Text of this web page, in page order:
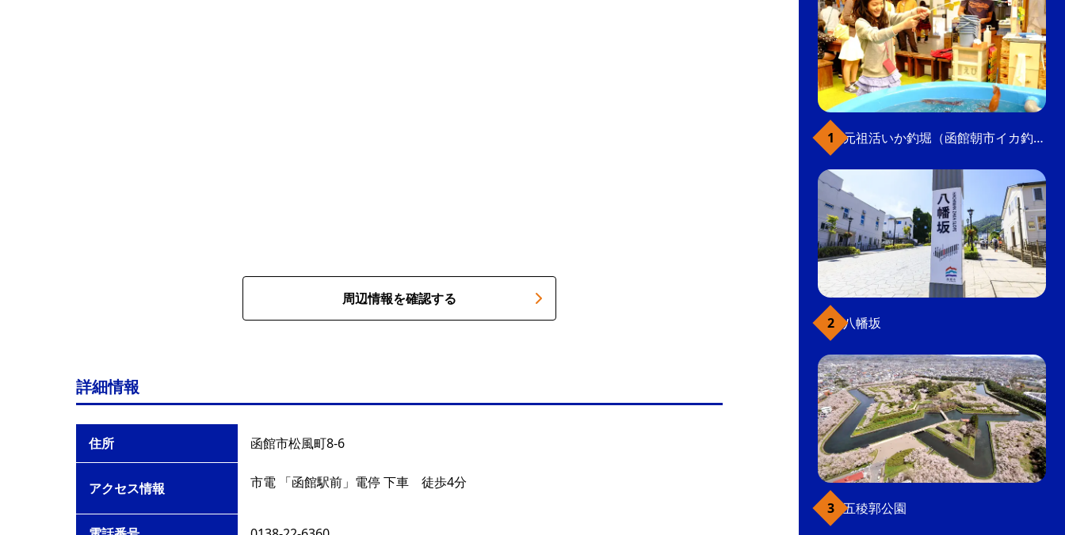
周辺情報を確認する
詳細情報
住所 函館市松風町8-6
アクセス情報 市電 「函館駅前」電停 下車 徒歩4分
元祖活いか釣堀（函館朝市イカ釣り体験）
八幡坂
五稜郭公園